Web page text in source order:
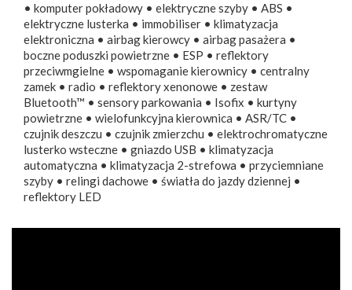
• komputer pokładowy • elektryczne szyby • ABS •
elektryczne lusterka • immobiliser • klimatyzacja
elektroniczna • airbag kierowcy • airbag pasażera •
boczne poduszki powietrzne • ESP • reflektory
przeciwmgielne • wspomaganie kierownicy • centralny
zamek • radio • reflektory xenonowe • zestaw
Bluetooth™ • sensory parkowania • Isofix • kurtyny
powietrzne • wielofunkcyjna kierownica • ASR/TC •
czujnik deszczu • czujnik zmierzchu • elektrochromatyczne
lusterko wsteczne • gniazdo USB • klimatyzacja
automatyczna • klimatyzacja 2-strefowa • przyciemniane
szyby • relingi dachowe • światła do jazdy dziennej •
reflektory LED